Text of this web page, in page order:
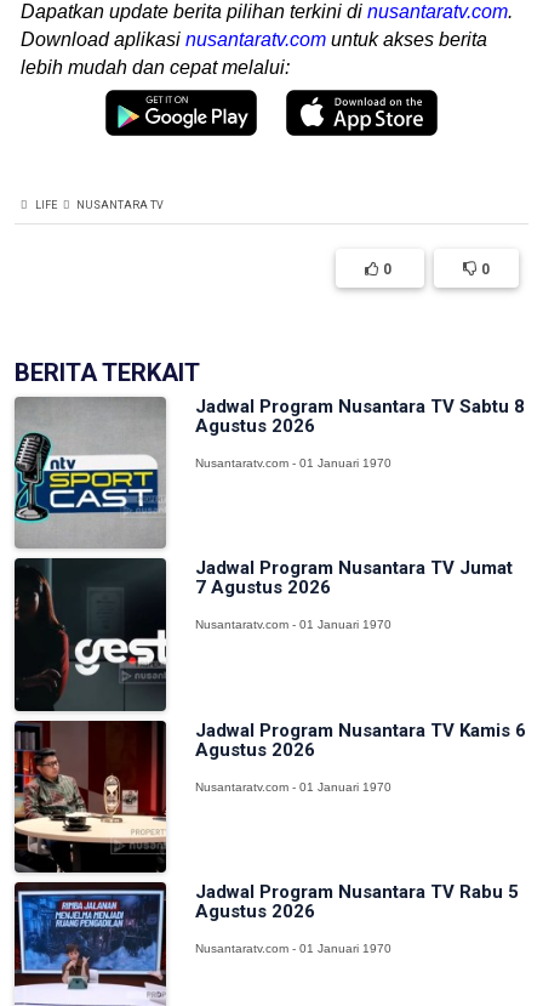
Dapatkan update berita pilihan terkini di nusantaratv.com.
Download aplikasi nusantaratv.com untuk akses berita
lebih mudah dan cepat melalui:
LIFE NUSANTARA TV
0 0
BERITA TERKAIT
Jadwal Program Nusantara TV Sabtu 8
Agustus 2026
Nusantaratv.com - 01 Januari 1970
Jadwal Program Nusantara TV Jumat
7 Agustus 2026
Nusantaratv.com - 01 Januari 1970
Jadwal Program Nusantara TV Kamis 6
Agustus 2026
Nusantaratv.com - 01 Januari 1970
Jadwal Program Nusantara TV Rabu 5
Agustus 2026
Nusantaratv.com - 01 Januari 1970